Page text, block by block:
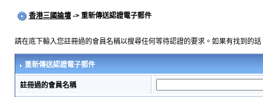
香港三國論壇-> 重新傳送認證電子郵件
請在底下輸入您註冊過的會員名稱以搜尋任何等待認證的要求。如果有找到的
重新傳送認證電子郵件
註冊過的會員名稱